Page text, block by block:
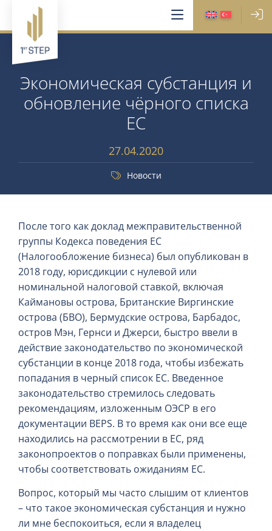
Экономическая субстанция и
обновление чёрного списка
ЕС
27.04.2020
Новости
После того как доклад межправительственной
группы Кодекса поведения ЕС
(Налогообложение бизнеса) был опубликован в
2018 году, юрисдикции с нулевой или
номинальной налоговой ставкой, включая
Каймановы острова, Британские Виргинские
острова (БВО), Бермудские острова, Барбадос,
остров Мэн, Гернси и Джерси, быстро ввели в
действие законодательство по экономической
субстанции в конце 2018 года, чтобы избежать
попадания в черный список ЕС. Введенное
законодательство стремилось следовать
рекомендациям, изложенным ОЭСР в его
документации BEPS. В то время как они все еще
находились на рассмотрении в ЕС, ряд
законопроектов о поправках были применены,
чтобы соответствовать ожиданиям ЕС.
Вопрос, который мы часто слышим от клиентов
– что такое экономическая субстанция и нужно
ли мне беспокоиться, если я владелец